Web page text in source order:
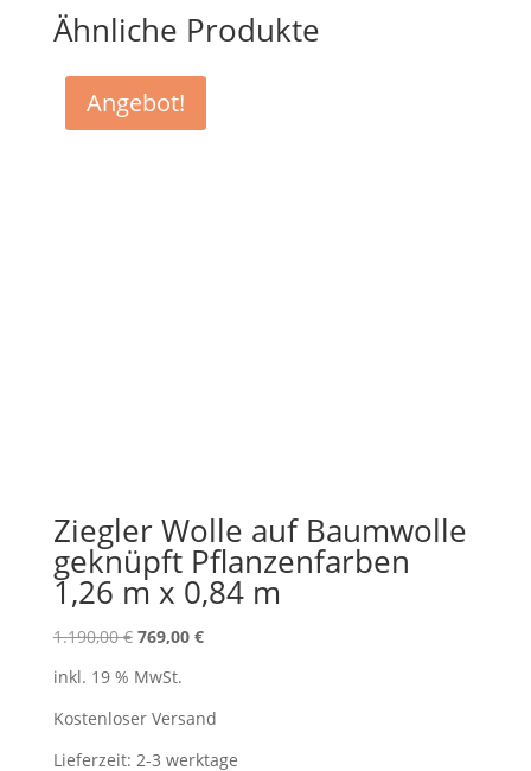
Ähnliche Produkte
Angebot!
Ziegler Wolle auf Baumwolle
geknüpft Pflanzenfarben
1,26 m x 0,84 m
1.190,00€ Ursprünglicher
war:
1.190,00 €
769,00 €Aktueller
769,00 €.
inkl. 19 % MwSt.
Kostenloser Versand
Lieferzeit: 2-3 werktage